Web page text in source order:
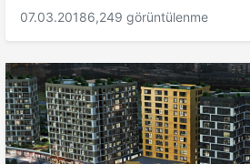
07.03.20186,249 görüntülenme